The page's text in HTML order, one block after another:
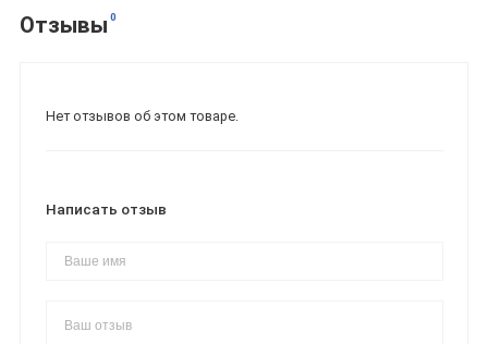
Отзывы 0
Нет отзывов об этом товаре.
Написать отзыв